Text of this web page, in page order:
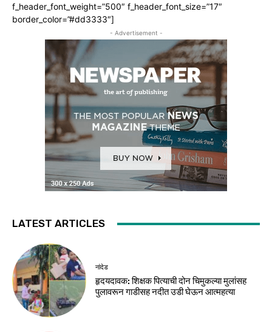
f_header_font_weight=”500″ f_header_font_size=”17″
border_color=”#dd3333″]
- Advertisement -
LATEST ARTICLES
नांदेड
हृदयदावक: शिक्षक पित्याची दोन चिमुकल्या मुलांसह
पुलावरून गाडीसह नदीत उडी घेऊन आत्महत्या